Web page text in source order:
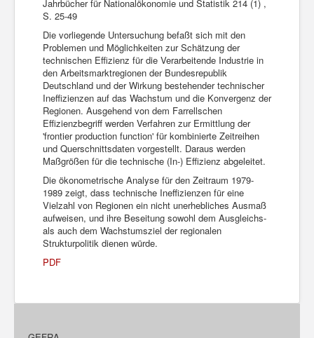
Jahrbücher für Nationalökonomie und Statistik 214 (1) ,
S. 25-49
Die vorliegende Untersuchung befaßt sich mit den
Problemen und Möglichkeiten zur Schätzung der
technischen Effizienz für die Verarbeitende Industrie in
den Arbeitsmarktregionen der Bundesrepublik
Deutschland und der Wirkung bestehender technischer
Ineffizienzen auf das Wachstum und die Konvergenz der
Regionen. Ausgehend von dem Farrellschen
Effizienzbegriff werden Verfahren zur Ermittlung der
'frontier production function' für kombinierte Zeitreihen
und Querschnittsdaten vorgestellt. Daraus werden
Maßgrößen für die technische (In-) Effizienz abgeleitet.
Die ökonometrische Analyse für den Zeitraum 1979-
1989 zeigt, dass technische Ineffizienzen für eine
Vielzahl von Regionen ein nicht unerhebliches Ausmaß
aufweisen, und ihre Beseitung sowohl dem Ausgleichs-
als auch dem Wachstumsziel der regionalen
Strukturpolitik dienen würde.
PDF